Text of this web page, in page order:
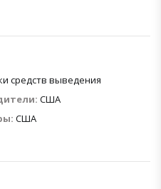
средств выведения
США
США